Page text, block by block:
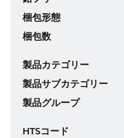
梱包形態
梱包数
製品カテゴリー
製品サブカテゴリー
製品グループ
HTSコード